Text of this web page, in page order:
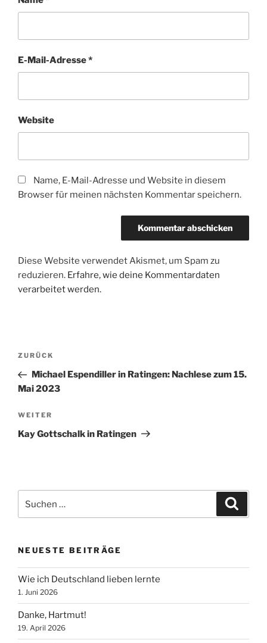
E-Mail-Adresse*
Website
Name, E-Mail-Adresse und Website in diesem
Browser für meinen nächsten Kommentar speichern.
Diese Website verwendet Akismet, um Spam zu
reduzieren. Erfahre, wie deine Kommentardaten
verarbeitet werden.
Beitragsnavigation
Vorheriger
Beitrag
ZURÜCK
Michael Espendiller in Ratingen: Nachlese zum 15.
Mai 2023
Nächster
Beitrag
WEITER
Kay Gottschalk in Ratingen
nach:
NEUESTE BEITRÄGE
Wie ich Deutschland lieben lernte
1. Juni 2026
Danke, Hartmut!
19. April 2026